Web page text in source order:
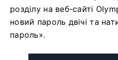
розділу на веб-сайті
новий пароль двічі та
пароль».